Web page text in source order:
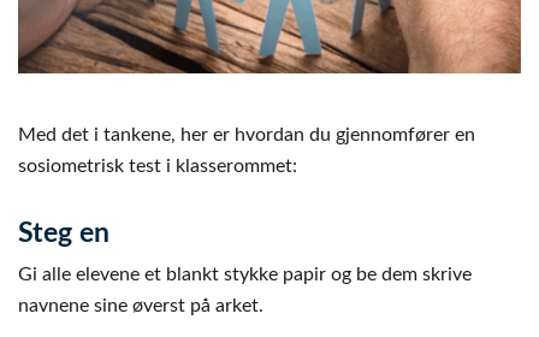
Med det i tankene, her er hvordan du gjennomfører en
sosiometrisk test i klasserommet:
Steg en
Gi alle elevene et blankt stykke papir og be dem skrive
navnene sine øverst på arket.